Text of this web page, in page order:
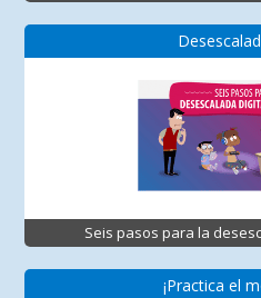
Seis pasos para la
¡Practica el